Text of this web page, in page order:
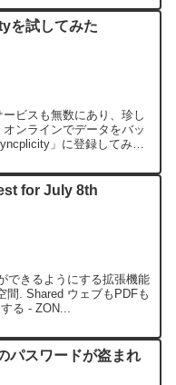
を試してみた
ビスも無数にあり、珍し
ンラインでデータをバッ
」に登録してみ
for July 8th
できるようにする拡張機能
間. Shared ウェブもPDFも
る - ZON...
パスワードが盗まれ